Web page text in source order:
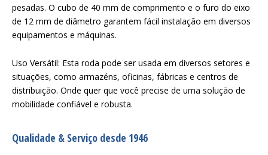
pesadas. O cubo de 40 mm de comprimento e o furo do eixo
de 12 mm de diâmetro garantem fácil instalação em diversos
equipamentos e máquinas.
Uso Versátil: Esta roda pode ser usada em diversos setores e
situações, como armazéns, oficinas, fábricas e centros de
distribuição. Onde quer que você precise de uma solução de
mobilidade confiável e robusta.
Qualidade & Serviço desde 1946